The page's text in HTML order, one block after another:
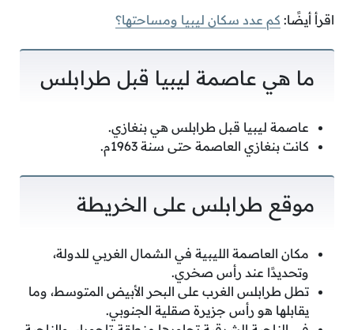
اقرأ أيضًا: كم عدد سكان ليبيا ومساحتها؟
ما هي عاصمة ليبيا قبل طرابلس
عاصمة ليبيا قبل طرابلس هي بنغازي.
كانت بنغازي العاصمة حتى سنة 1963م.
موقع طرابلس على الخريطة
مكان العاصمة الليبية في الشمال الغربي للدولة،
وتحديدًا عند رأس صخري.
تطل طرابلس الغرب على البحر الأبيض المتوسط، وما
يقابلها هو رأس جزيرة صقلية الجنوبي.